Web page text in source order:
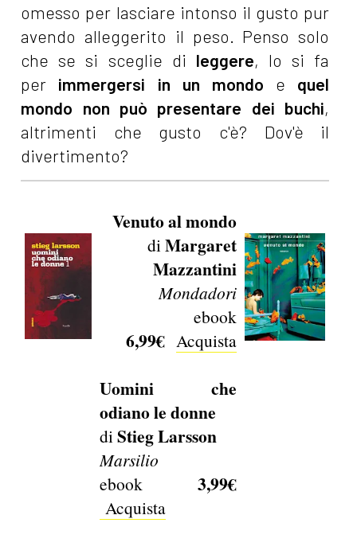
omesso per lasciare intonso il gusto pur
avendo alleggerito il peso. Penso solo
che se si sceglie di leggere, lo si fa
per immergersi in un mondo e quel
mondo non può presentare dei buchi,
altrimenti che gusto c'è? Dov'è il
divertimento?
Venuto al mondo
diMargaret
Mazzantini
Mondadori
ebook
6,99€ Acquista
Uomini che
odiano le donne
diStieg Larsson
Marsilio
ebook3,99€
Acquista